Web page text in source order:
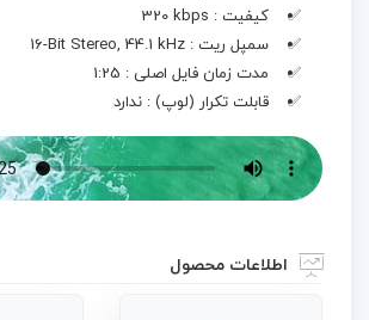
کیفیت : 320 kbps
سمپل ریت : 16-Bit Stereo, 44.1 kHz
مدت زمان فایل اصلی : 1:25
قابلت تکرار (لوپ) : ندارد
اطلاعات محصول